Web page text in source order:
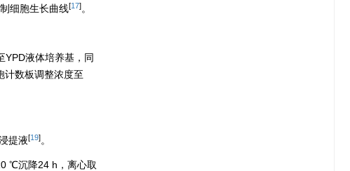
细胞生长曲线[17]。
液体培养基，同
计数板调整浓度至
提液[19]。
℃沉降24 h，离心取